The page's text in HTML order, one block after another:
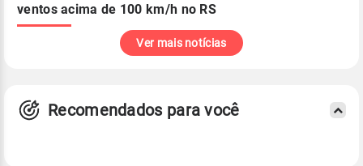
ventos acima de 100 km/h no RS
Ver mais notícias
Recomendados para você